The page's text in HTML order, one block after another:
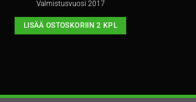
Valmistusvuosi 2017
LISÄÄ OSTOSKORIIN 2 KPL